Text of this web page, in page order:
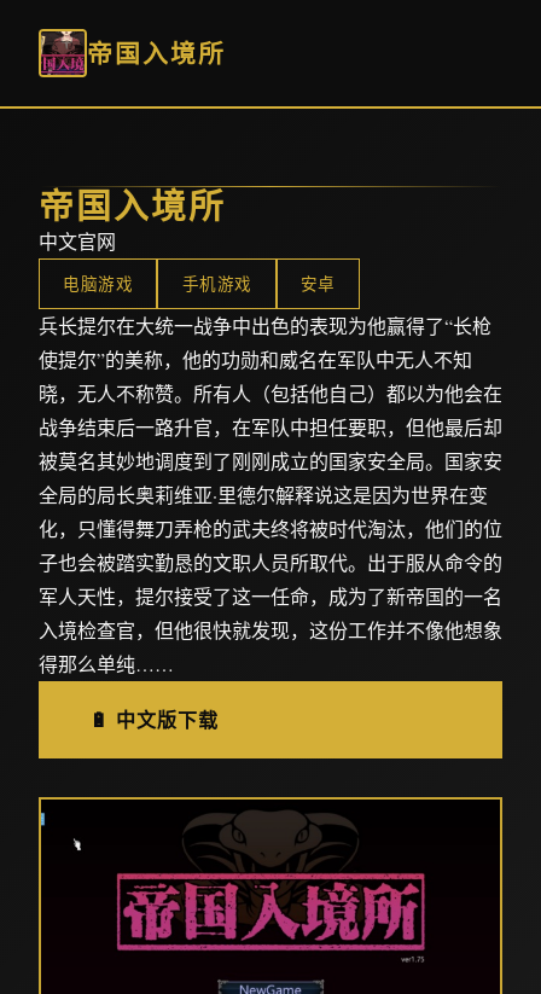
帝国入境所
帝国入境所
中文官网
电脑游戏 手机游戏 安卓
兵长提尔在大统一战争中出色的表现为他赢得了“长枪
使提尔”的美称，他的功勋和威名在军队中无人不知
晓，无人不称赞。所有人（包括他自己）都以为他会在
战争结束后一路升官，在军队中担任要职，但他最后却
被莫名其妙地调度到了刚刚成立的国家安全局。国家安
全局的局长奥莉维亚·里德尔解释说这是因为世界在变
化，只懂得舞刀弄枪的武夫终将被时代淘汰，他们的位
子也会被踏实勤恳的文职人员所取代。出于服从命令的
军人天性，提尔接受了这一任命，成为了新帝国的一名
入境检查官，但他很快就发现，这份工作并不像他想象
得那么单纯……
🔋 中文版下载